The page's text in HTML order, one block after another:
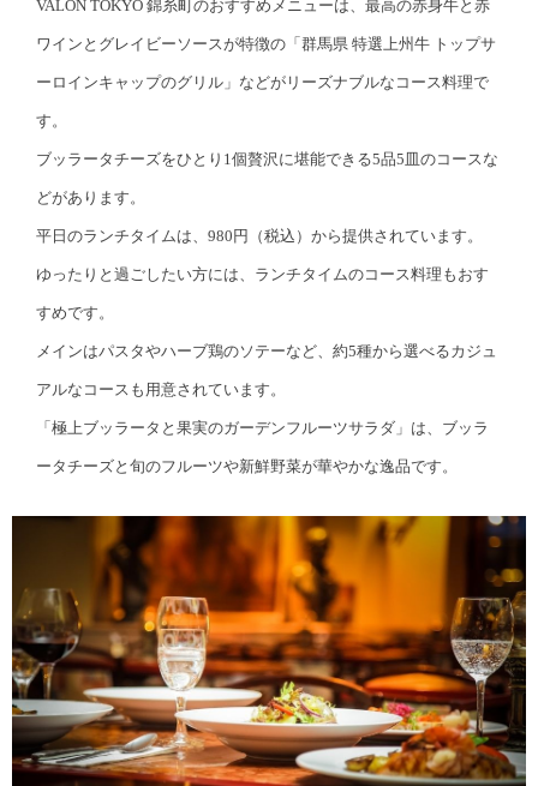
VALON TOKYO 錦糸町のおすすめメニューは、最高の赤身牛と赤
ワインとグレイビーソースが特徴の「群馬県 特選上州牛 トップサ
ーロインキャップのグリル」などがリーズナブルなコース料理で
す。
ブッラータチーズをひとり1個贅沢に堪能できる5品5皿のコースな
どがあります。
平日のランチタイムは、980円（税込）から提供されています。
ゆったりと過ごしたい方には、ランチタイムのコース料理もおす
すめです。
メインはパスタやハーブ鶏のソテーなど、約5種から選べるカジュ
アルなコースも用意されています。
「極上ブッラータと果実のガーデンフルーツサラダ」は、ブッラ
ータチーズと旬のフルーツや新鮮野菜が華やかな逸品です。